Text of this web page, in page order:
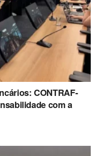
CONTRAF-
com a